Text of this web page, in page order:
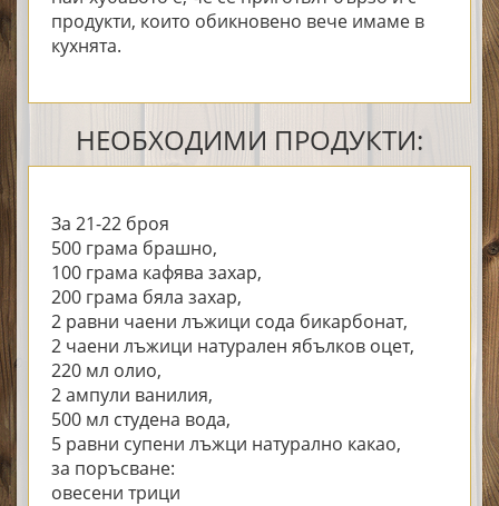
продукти, които обикновено вече имаме в
кухнята.
НЕОБХОДИМИ ПРОДУКТИ:
За 21-22 броя
500 грама брашно,
100 грама кафява захар,
200 грама бяла захар,
2 равни чаени лъжици сода бикарбонат,
2 чаени лъжици натурален ябълков оцет,
220 мл олио,
2 ампули ванилия,
500 мл студена вода,
5 равни супени лъжци натурално какао,
за поръсване:
овесени трици